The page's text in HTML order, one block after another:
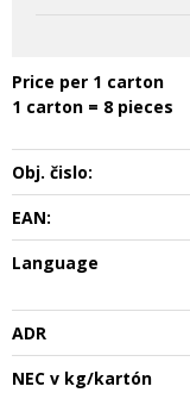
Price per 1 carton
1 carton = 8 pieces
Obj. čislo:
EAN:
Language
ADR
NEC v kg/kartón